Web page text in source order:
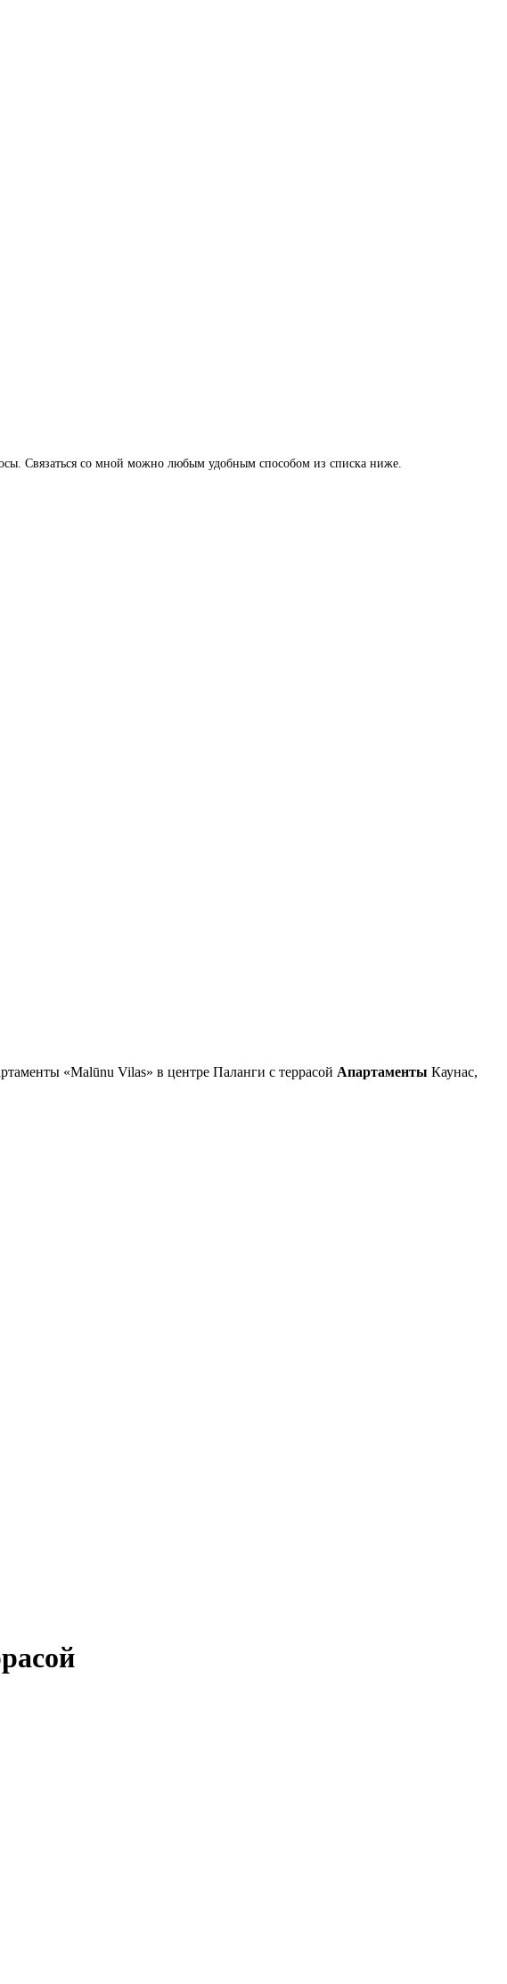
Связаться со мной можно любым удобным способом из списка ниже.
«Malūnu Vilas» в центре Паланги с террасой Апартаменты Каунас,